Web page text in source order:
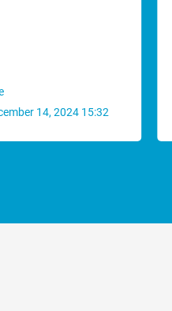
bij de vacht van je hond
samen met de opzetkam.
kun je altijd overstappen op
14, 2024 15:32